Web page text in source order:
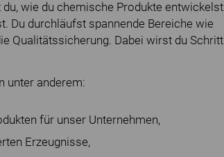
wie du chemische Produkte entwickelst
Du durchläufst spannende Bereiche wie
Qualitätssicherung. Dabei wirst du Schritt
unter anderem:
für unser Unternehmen,
Erzeugnisse,